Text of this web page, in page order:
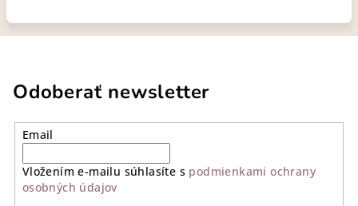
Odoberať newsletter
Email
Vložením e-mailu súhlasíte s podmienkami ochrany
osobných údajov